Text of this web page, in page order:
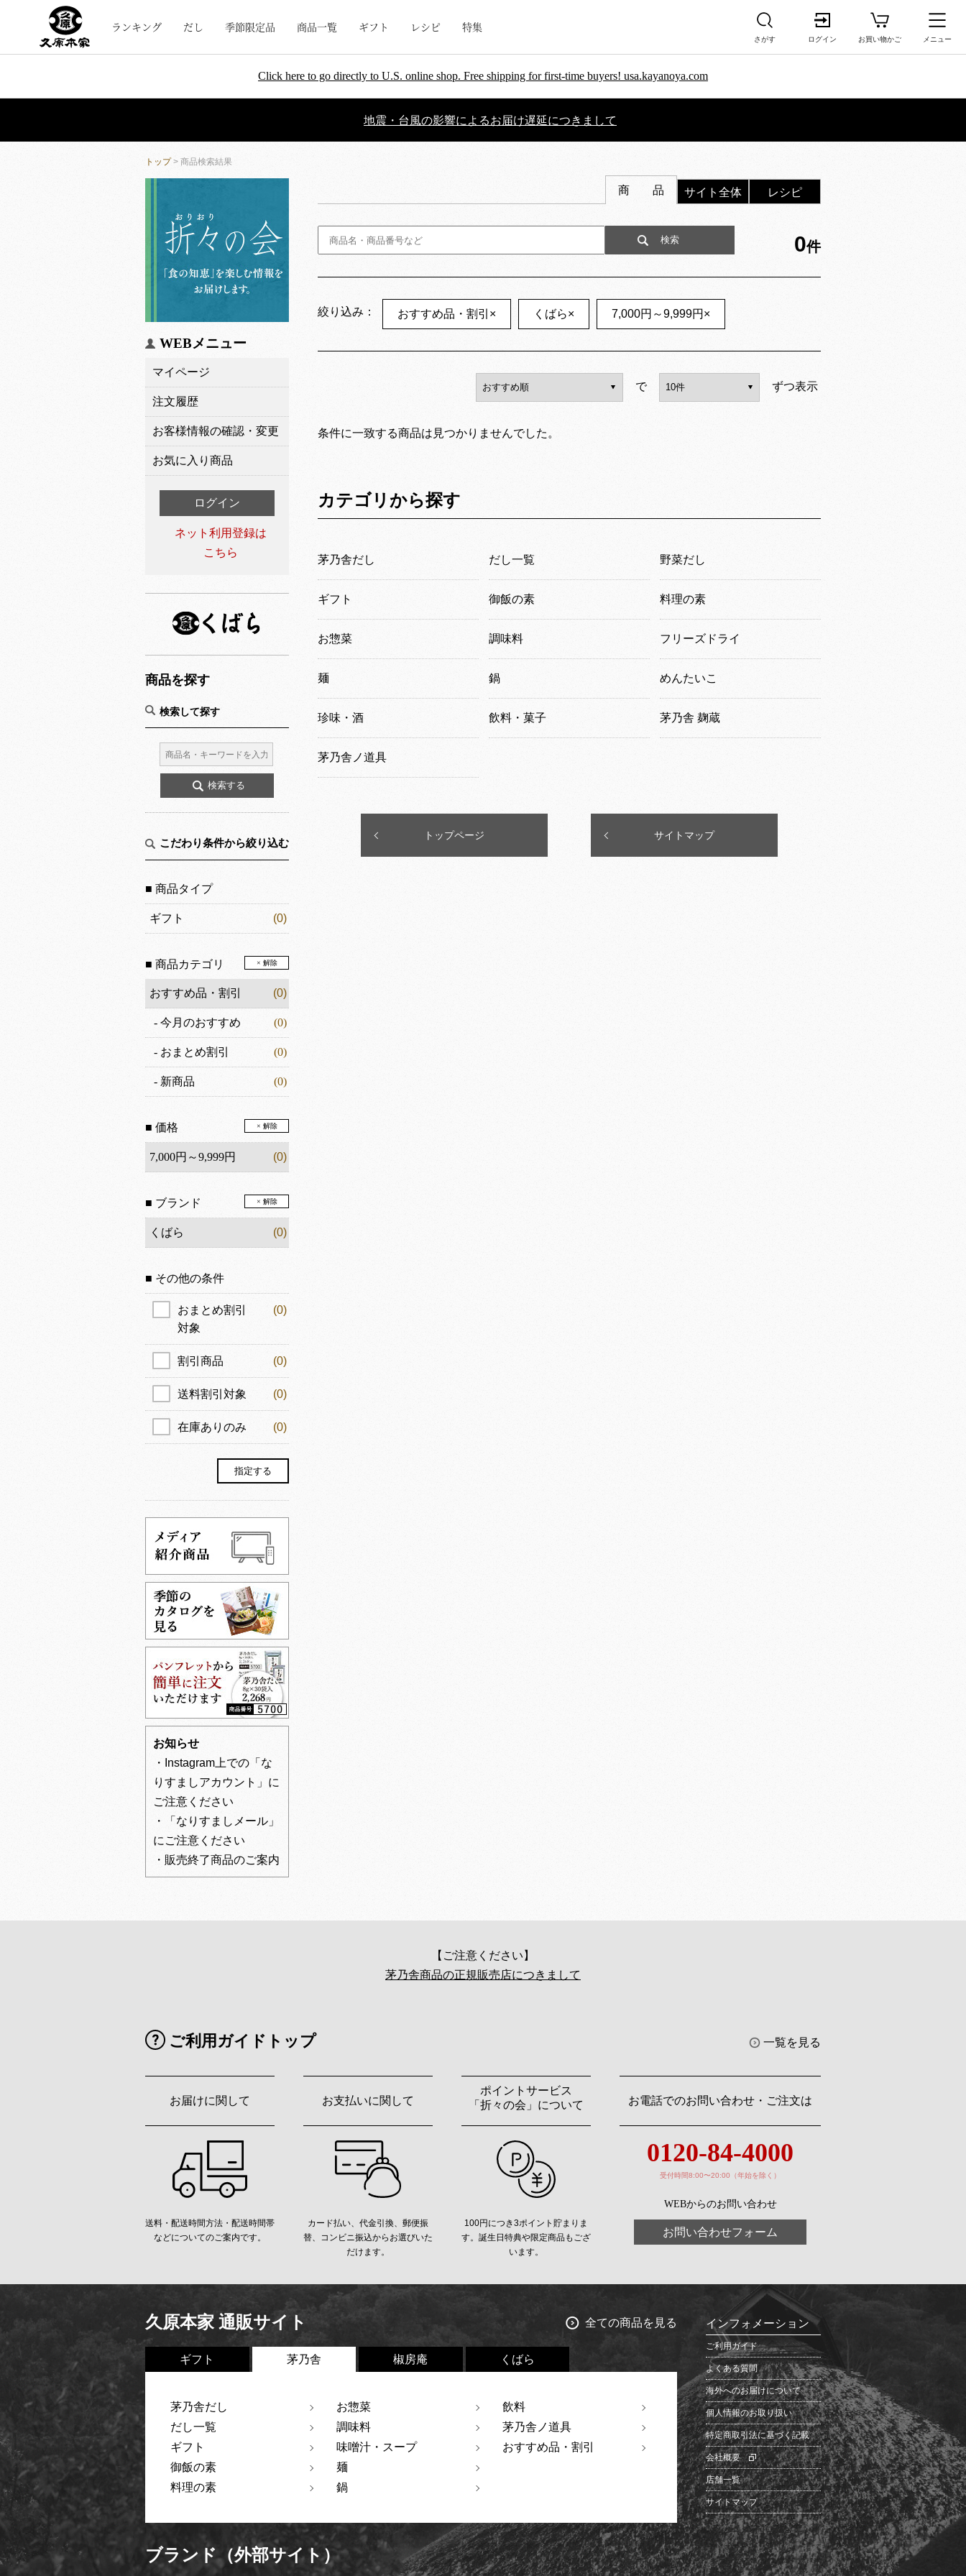
ランキング だし 季節限定品 商品一覧 ギフト レシピ 特集
さがす ログイン お買い物かご メニュー
Click here to go directly to U.S. online shop. Free shipping for first-time buyers! usa.kayanoya.com
地震・台風の影響によるお届け遅延につきまして
トップ> 商品検索結果
WEBメニュー
マイページ
注文履歴
お客様情報の確認・変更
お気に入り商品
ログイン
ネット利用登録は
こちら
商品を探す
検索して探す
こだわり条件から絞り込む
■ 商品タイプ
ギフト (0)
■ 商品カテゴリ × 解除
おすすめ品・割引 (0)
- 今月のおすすめ (0)
- おまとめ割引 (0)
- 新商品 (0)
■ 価格 × 解除
7,000円～9,999円 (0)
■ ブランド × 解除
くばら (0)
■ その他の条件
おまとめ割引
対象
(0)
割引商品 (0)
送料割引対象 (0)
在庫ありのみ (0)
お知らせ
・Instagram上での「な
りすましアカウント」に
ご注意ください
・「なりすましメール」
にご注意ください
・販売終了商品のご案内
商 品 サイト全体 レシピ
0件
絞り込み： おすすめ品・割引 × くばら× 7,000円～9,999円 ×
で ずつ表示
条件に一致する商品は見つかりませんでした。
カテゴリから探す
茅乃舎だし だし一覧 野菜だし
ギフト 御飯の素 料理の素
お惣菜 調味料 フリーズドライ
麺 鍋 めんたいこ
珍味・酒 飲料・菓子 茅乃舎 麹蔵
茅乃舎ノ道具
トップページ サイトマップ
【ご注意ください】
茅乃舎商品の正規販売店につきまして
ご利用ガイドトップ 一覧を見る
お届けに関して
送料・配送時間方法・配送時間帯
などについてのご案内です。
お支払いに関して
カード払い、代金引換、郵便振
替、コンビニ振込からお選びいた
だけます。
ポイントサービス
「折々の会」について
100円につき3ポイント貯まりま
す。誕生日特典や限定商品もござ
います。
お電話でのお問い合わせ・ご注文は
0120-84-4000
受付時間8:00〜20:00（年始を除く）
WEBからのお問い合わせ
お問い合わせフォーム
久原本家 通販サイト 全ての商品を見る
ギフト 茅乃舎 椒房庵 くばら
茅乃舎だし
だし一覧
ギフト
御飯の素
料理の素
お惣菜
調味料
味噌汁・スープ
麺
鍋
飲料
茅乃舎ノ道具
おすすめ品・割引
インフォメーション
ご利用ガイド
よくある質問
海外へのお届けについて
個人情報のお取り扱い
特定商取引法に基づく記載
会社概要
店舗一覧
サイトマップ
ブランド（外部サイト）